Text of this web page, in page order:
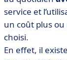
• Square
• Stripe
• Quels
TPE et PME ?
service et
un coût plus
choisi.
En effet, il existe